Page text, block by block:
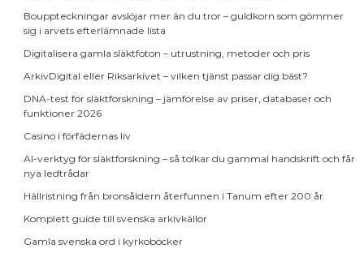
Bouppteckningar avslöjar mer än du tror – guldkorn som gömmer
sig i arvets efterlämnade lista
Digitalisera gamla släktfoton – utrustning, metoder och pris
ArkivDigital eller Riksarkivet – vilken tjänst passar dig bäst?
DNA-test för släktforskning – jämförelse av priser, databaser och
funktioner 2026
Casino i förfädernas liv
AI-verktyg för släktforskning – så tolkar du gammal handskrift och får
nya ledtrådar
Hällristning från bronsåldern återfunnen i Tanum efter 200 år
Komplett guide till svenska arkivkällor
Gamla svenska ord i kyrkoböcker